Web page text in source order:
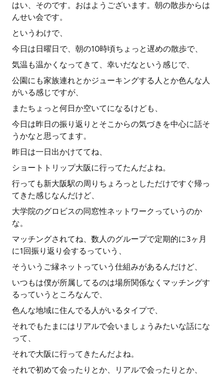
はい、そのです。おはようございます。朝の散歩からは
んせい会です。
というわけで、
今日は日曜日で、朝の10時頃ちょっと遅めの散歩で、
気温も温かくなってきて、幸いだなという感じで、
公園にも家族連れとかジューキングする人とか色んな人
がいる感じですが、
またちょっと何日か空いてになるけども、
今日は昨日の振り返りとそこからの気づきを中心に話そ
うかなと思ってます。
昨日は一日出かけててね、
ショートトリップ大阪に行ってたんだよね。
行っても新大阪駅の周りちょろっとしただけですぐ帰っ
てきた感じなんだけど、
大学院のグロビスの同窓性ネットワークっていうのか
な。
マッチングされてね、数人のグループで定期的に3ヶ月
に1回振り返り会するっていう、
そういうご縁ネットっていう仕組みがあるんだけど、
いつもは僕が所属してるのは場所関係なくマッチングす
るっていうところなんで、
色んな地域に住んでる人がいるタイプで、
それでもたまにはリアルで会いましょうみたいな話にな
って、
それで大阪に行ってきたんだよね。
それで初めて会ったりとか、リアルで会ったりとか、